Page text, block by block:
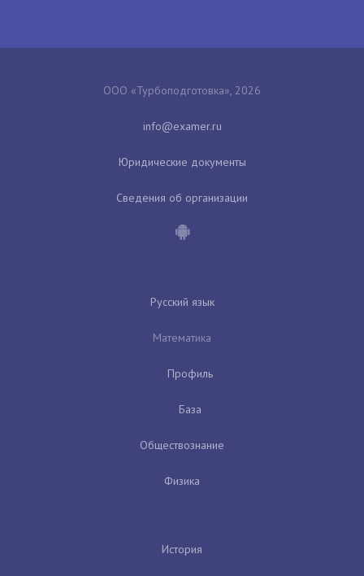
ООО «Турбоподготовка», 2026
Юридические документы
Сведения об организации
Русский язык
Математика
Профиль
База
Обществознание
Физика
История